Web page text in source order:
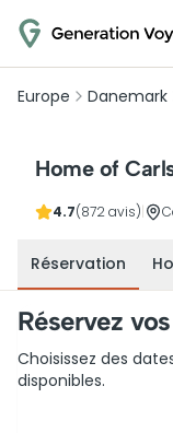
Europe Danemark
Home of
4.7(872 avis)
Réservation
Réservez
Choisissez des
disponibles.